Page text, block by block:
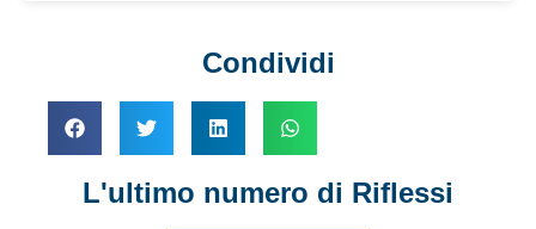
Condividi
L'ultimo numero di Riflessi